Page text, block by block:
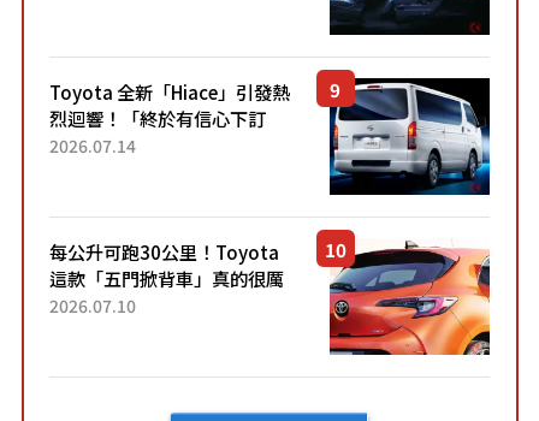
「三...
Toyota 全新「Hiace」引發熱
烈迴響！「終於有信心下訂
了！」「哪個等級交車最
車？...
2026.07.14
每公升可跑30公里！Toyota
這款「五門掀背車」真的很厲
害！ 擁有全長4.3公尺的「剛剛
2026.07.10